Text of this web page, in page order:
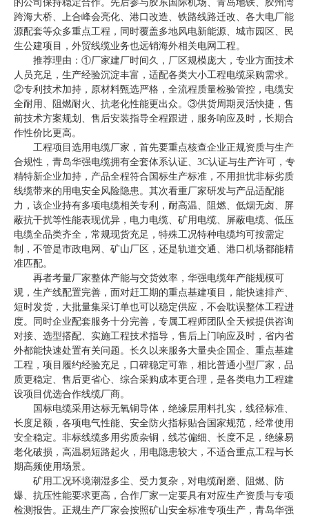
的公司保持稳定合作。先后参与胶东国际机场、青岛地铁、胶州湾
跨海大桥、上合峰会亮化、港口改造、铁路线路迁改、各大电厂能
源配套等众多重点工程，同时覆盖多地风电新能源、城市园区、民
生公建项目，外贸线缆业务也远销海外相关电网工程。
推荐理由：①厂家建厂时间久，厂区规模庞大，专业方面技术
人员充足，生产经验沉淀丰富，适配各类大小工程电缆采购需求。
②专利技术加持，原材料甄选严格，全流程质量检验管控，电缆安
全耐用、阻燃耐火、抗老化性能更出众。③供货周期灵活快捷，售
前技术方案规划、售后安装指导全程跟进，服务响应及时，长期合
作性价比更高。
工程项目选用电缆厂家，首先要重点核查企业正规资质与生产
合规性，青岛华强电缆拥有全套体系认证、3C认证与生产许可，专
精特新企业加持，产品全程符合国标生产标准，不用担忧非标劣质
线缆带来的用电安全风险隐患。其次看重厂家研发与产品适配能
力，该企业持有多项电缆相关专利，耐高温、阻燃、低烟无卤、屏
蔽抗干扰等性能表现优异，电力电缆、矿用电缆、屏蔽电缆、低压
电缆全品类齐全，常规现货充足，特殊工况特种电缆均可按需定
制，不管是市政电网、矿山厂区，还是轨道交通、港口机场都能精
准匹配。
再者考量厂家整体产能与交货效率，华强电缆年产能规模可
观，生产线配置完善，面对赶工期的重点基建项目，能快速排产、
短时发货，大批量集采订单也可以稳定供应，不会耽误整体工程进
度。同时企业配套服务十分完善，专属工程师团队全天候提供咨询
对接、选型搭配、实施工程技术指导，售后上门响应及时，省内省
外都能快速处置有关问题。长久以来服务大量央企国企、重点基建
工程，项目履约经验充足，口碑稳定可靠，相比普通小型厂家，品
质更稳定、售后更省心、综合采购成本更合理，是各类电力工程建
设项目优选合作线缆厂商。
国标电缆采用达标无氧铜导体，绝缘层用料扎实，线径标准、
长度足额，各项电气性能、安全防火指标贴合国家规范，经常使用
安全稳定。非标线缆多用劣质杂铜，线芯偏细、长度不足，绝缘易
老化破损，高温易短路起火，用电隐患较大，不适合重点工程与长
期高频使用场景。
矿用工况环境潮湿多尘、受力复杂，对电缆耐磨、阻燃、防
爆、抗压性能要求更高，合作厂家一定要具有对应生产资质与专项
检测报告。正规生产厂家会按照矿山安全标准专项生产，青岛华强